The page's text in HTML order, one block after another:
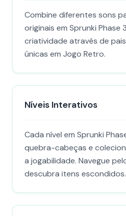
Combine diferentes sons
originais em Sprunki Phase
criatividade através de
únicas em Jogo Retro.
Níveis Interativos
Cada nível em Sprunki
quebra-cabeças e
a jogabilidade. Navegue
descubra itens escondidos.